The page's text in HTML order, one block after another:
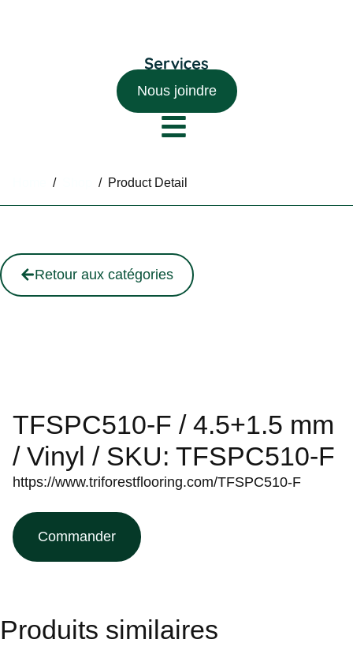
Nous joindre
/ / Product Detail
Retour aux catégories
TFSPC510-F / 4.5+1.5 mm
/ Vinyl / SKU: TFSPC510-F
https://www.triforestflooring.com/TFSPC510-F
Commander
Produits similaires